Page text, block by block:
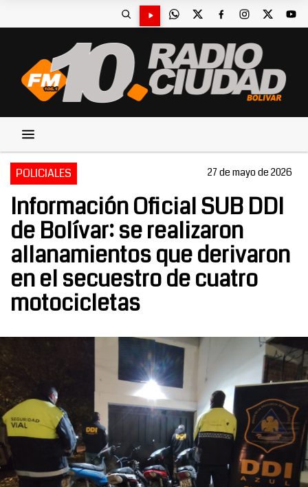
POLICIALES 27 de mayo de 2026
Información Oficial SUB DDI
de Bolívar: se realizaron
allanamientos que derivaron
en el secuestro de cuatro
motocicletas